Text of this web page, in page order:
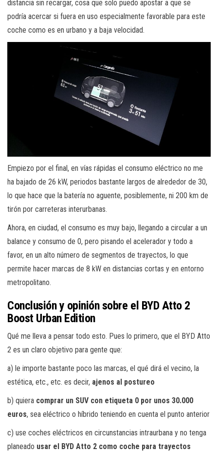
distancia sin recargar, cosa que solo puedo apostar a que se
podría acercar si fuera en uso especialmente favorable para este
coche como es en urbano y a baja velocidad.
Empiezo por el final, en vías rápidas el consumo eléctrico no me
ha bajado de 26 kW, periodos bastante largos de alrededor de 30,
lo que hace que la batería no aguente, posiblemente, ni 200 km de
tirón por carreteras interurbanas.
Ahora, en ciudad, el consumo es muy bajo, llegando a circular a un
balance y consumo de 0, pero pisando el acelerador y todo a
favor, en un alto número de segmentos de trayectos, lo que
permite hacer marcas de 8 kW en distancias cortas y en entorno
metropolitano.
Conclusión y opinión sobre el BYD Atto 2
Boost Urban Edition
Qué me lleva a pensar todo esto. Pues lo primero, que el BYD Atto
2 es un claro objetivo para gente que:
a) le importe bastante poco las marcas, el qué dirá el vecino, la
estética, etc., etc. es decir, ajenos al postureo
b) quiera comprar un SUV con etiqueta 0 por unos 30.000
euros, sea eléctrico o híbrido teniendo en cuenta el punto anterior
c) use coches eléctricos en circunstancias intraurbana y no tenga
planeado usar el BYD Atto 2 como coche para trayectos